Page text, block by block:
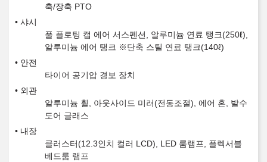
축/장축 PTO
샤시
풀 플로팅 캡 에어 서스펜션, 알루미늄 연료 탱크(250ℓ),
알루미늄 에어 탱크 ※단축 스틸 연료 탱크(140ℓ)
안전
타이어 공기압 경보 장치
외관
알루미늄 휠, 아웃사이드 미러(전동조절), 에어 혼, 발수
도어 글래스
내장
클러스터(12.3인치 컬러 LCD), LED 룸램프, 플렉서블
베드룸 램프